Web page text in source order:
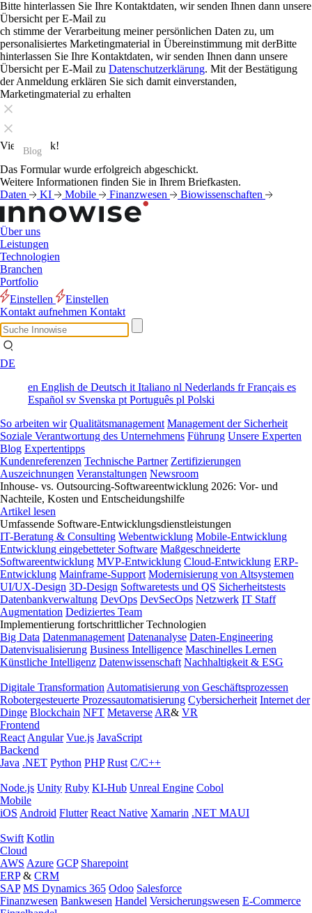
Bitte hinterlassen Sie Ihre Kontaktdaten, wir senden Ihnen dann unsere
Übersicht per E-Mail zu
ch stimme der Verarbeitung meiner persönlichen Daten zu, um
personalisiertes Marketingmaterial in Übereinstimmung mit derBitte
hinterlassen Sie Ihre Kontaktdaten, wir senden Ihnen dann unsere
Übersicht per E-Mail zu Datenschutzerklärung. Mit der Bestätigung
der Anmeldung erklären Sie sich damit einverstanden,
Marketingmaterial zu erhalten
Vielen Dank!
Das Formular wurde erfolgreich abgeschickt.
Weitere Informationen finden Sie in Ihrem Briefkasten.
Daten
KI Mobile Finanzwesen Biowissenschaften
Über uns
Leistungen
Technologien
Branchen
Portfolio
Einstellen
Einstellen
Kontakt aufnehmen Kontakt
DE
en English de Deutsch it Italiano nl Nederlands frFrançais es
Español sv Svenska pt Português pl Polski
So arbeiten wir Qualitätsmanagement Management der Sicherheit
Soziale Verantwortung des Unternehmens Führung Unsere Experten
Blog Expertentipps
Kundenreferenzen Technische Partner Zertifizierungen
Auszeichnungen Veranstaltungen Newsroom
Inhouse- vs. Outsourcing-Softwareentwicklung 2026: Vor- und
Nachteile, Kosten und Entscheidungshilfe
Artikel lesen
Umfassende Software-Entwicklungsdienstleistungen
IT-Beratung & Consulting Webentwicklung Mobile-Entwicklung
Entwicklung eingebetteter Software Maßgeschneiderte
Softwareentwicklung MVP-Entwicklung Cloud-Entwicklung ERP-
Entwicklung Mainframe-Support Modernisierung von Altsystemen
UI/UX-Design 3D-Design Softwaretests und QS Sicherheitstests
Datenbankverwaltung DevOps DevSecOps Netzwerk IT Staff
Augmentation Dediziertes Team
Implementierung fortschrittlicher Technologien
Big Data Datenmanagement Datenanalyse Daten-Engineering
Datenvisualisierung Business Intelligence Maschinelles Lernen
Künstliche Intelligenz Datenwissenschaft Nachhaltigkeit & ESG
Digitale Transformation Automatisierung von Geschäftsprozessen
Robotergesteuerte Prozessautomatisierung Cybersicherheit Internet der
Dinge Blockchain NFT Metaverse AR& VR
Frontend
React Angular Vue.js JavaScript
Backend
Java .NET Python PHP Rust C/C++
Node.js Unity Ruby KI-Hub Unreal Engine Cobol
Mobile
iOS Android Flutter React Native Xamarin .NET MAUI
Swift Kotlin
Cloud
AWS Azure GCP Sharepoint
ERP& CRM
SAP MS Dynamics 365 Odoo Salesforce
Finanzwesen Bankwesen Handel Versicherungswesen E-Commerce
Blog
Blog
Blog
Blog
Blog
Blog
Blog
Blog
Blog
Blog
Blog
Blog